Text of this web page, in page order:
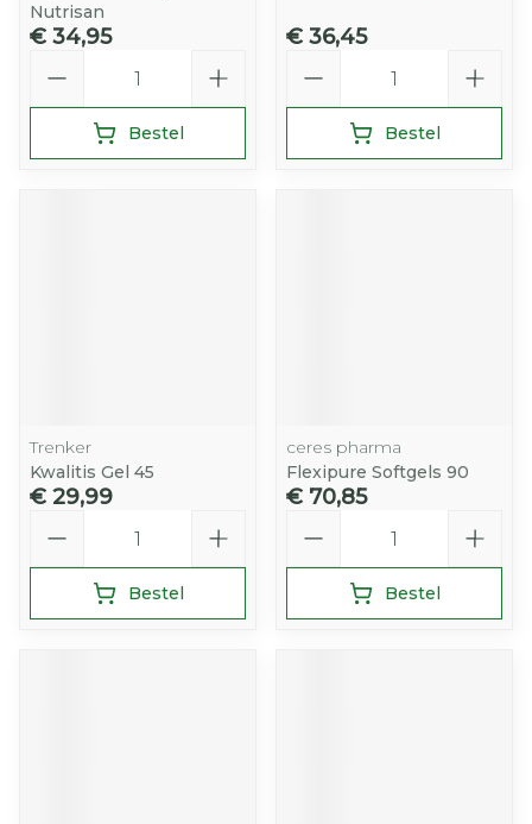
Nutrisan
€ 34,95
Bestel
€ 36,45
Bestel
Trenker
Kwalitis Gel 45
€ 29,99
Bestel
ceres pharma
Flexipure Softgels 90
€ 70,85
Bestel